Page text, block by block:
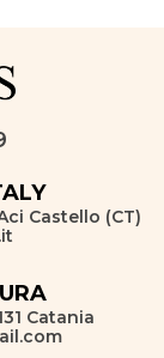
Castello (CT)
Catania